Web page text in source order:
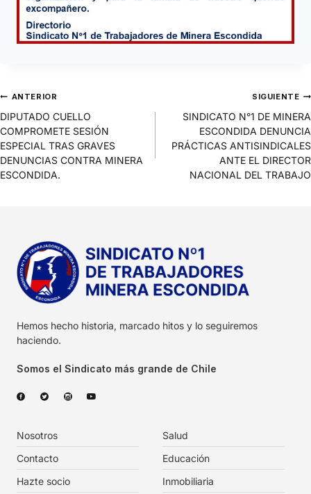
ANTERIOR
DIPUTADO CUELLO
COMPROMETE SESIÓN
ESPECIAL TRAS GRAVES
DENUNCIAS CONTRA MINERA
ESCONDIDA.
SIGUIENTE
SINDICATO N°1 DE MINERA
ESCONDIDA DENUNCIA
PRÁCTICAS ANTISINDICALES
ANTE EL DIRECTOR
NACIONAL DEL TRABAJO
Hemos hecho historia, marcado hitos y lo seguiremos
haciendo.
Somos el Sindicato más grande de Chile
Nosotros
Contacto
Hazte socio
Salud
Educación
Inmobiliaria